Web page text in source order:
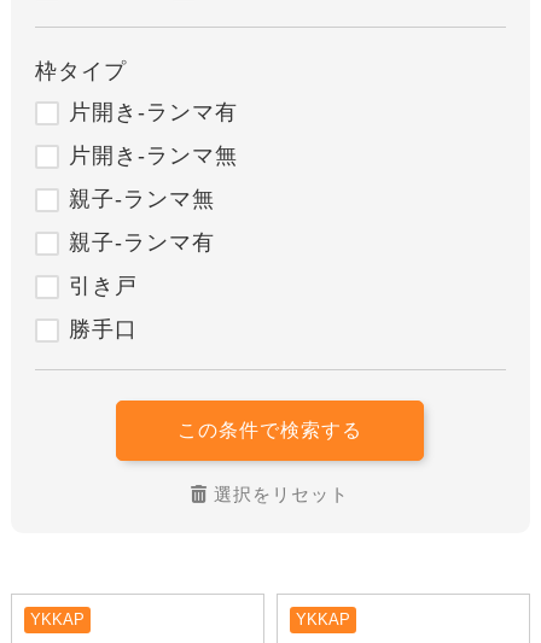
枠タイプ
片開き-ランマ有
片開き-ランマ無
親子-ランマ無
親子-ランマ有
引き戸
勝手口
この条件で検索する
選択をリセット
YKKAP YKKAP